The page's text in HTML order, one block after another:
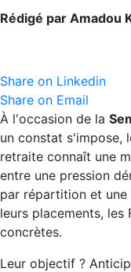
Rédigé par
Share on Linkedin
Share on Email
À l'occasion de la
un constat s'impose,
retraite connaît une
entre une pression
par répartition et
leurs placements, les
concrètes.
Leur objectif ?